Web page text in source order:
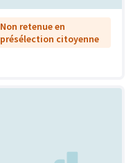
Non retenue en
présélection citoyenne